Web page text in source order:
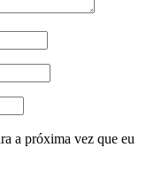
a próxima vez que eu